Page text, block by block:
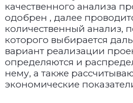
качественного анализа
одобрен , далее
количественный анализ,
которого выбирается
вариант реализации
определяются и
нему, а также
экономические